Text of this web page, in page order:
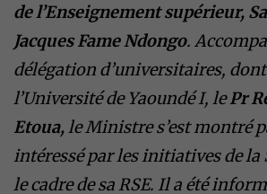
de l’Enseignement supérieur,
Jacques Fame Ndongo.
délégation d’universitaires, dont
l’Université de Yaoundé I, lePr
Etoua,le Ministre s’est montré
intéressé par les initiatives de la
le cadre de sa RSE. Il a été